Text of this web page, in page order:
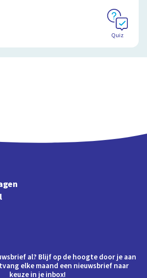
Quiz
al? Blijf op de hoogte door je aan
elke maand een nieuwsbrief naar
keuze in je inbox!